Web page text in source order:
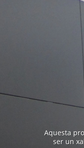
Aquesta
ser un
Edifici
obra de un